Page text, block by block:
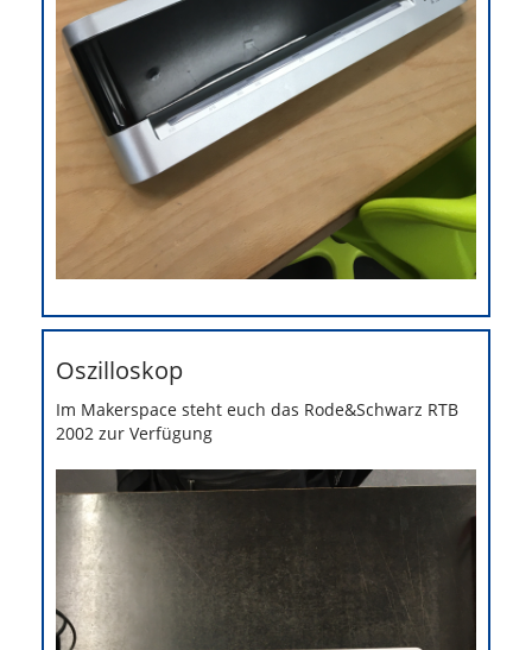
Oszilloskop
Im Makerspace steht euch das Rode&Schwarz RTB
2002 zur Verfügung